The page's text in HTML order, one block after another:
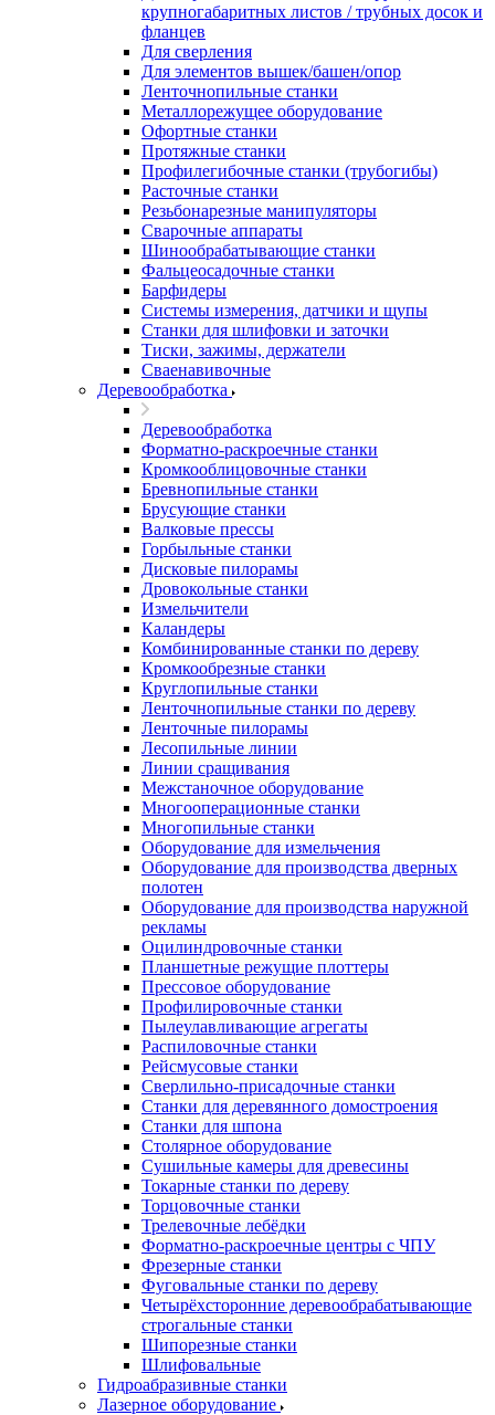
крупногабаритных листов / трубных досок и
фланцев
Для сверления
Для элементов вышек/башен/опор
Ленточнопильные станки
Металлорежущее оборудование
Офортные станки
Протяжные станки
Профилегибочные станки (трубогибы)
Расточные станки
Резьбонарезные манипуляторы
Сварочные аппараты
Шинообрабатывающие станки
Фальцеосадочные станки
Барфидеры
Системы измерения, датчики и щупы
Станки для шлифовки и заточки
Тиски, зажимы, держатели
Cваенавивочные
Деревообработка
Деревообработка
Форматно-раскроечные станки
Кромкооблицовочные станки
Бревнопильные станки
Брусующие станки
Валковые прессы
Горбыльные станки
Дисковые пилорамы
Дровокольные станки
Измельчители
Каландеры
Комбинированные станки по дереву
Кромкообрезные станки
Круглопильные станки
Ленточнопильные станки по дереву
Ленточные пилорамы
Лесопильные линии
Линии сращивания
Межстаночное оборудование
Многооперационные станки
Многопильные станки
Оборудование для измельчения
Оборудование для производства дверных
полотен
Оборудование для производства наружной
рекламы
Оцилиндровочные станки
Планшетные режущие плоттеры
Прессовое оборудование
Профилировочные станки
Пылеулавливающие агрегаты
Распиловочные станки
Рейсмусовые станки
Сверлильно-присадочные станки
Станки для деревянного домостроения
Станки для шпона
Столярное оборудование
Сушильные камеры для древесины
Токарные станки по дереву
Торцовочные станки
Трелевочные лебёдки
Форматно-раскроечные центры с ЧПУ
Фрезерные станки
Фуговальные станки по дереву
Четырёхсторонние деревообрабатывающие
строгальные станки
Шипорезные станки
Шлифовальные
Гидроабразивные станки
Лазерное оборудование